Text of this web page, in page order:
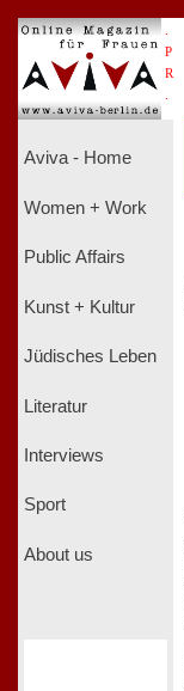
P
R
Aviva - Home
Women + Work
Public Affairs
Kunst + Kultur
Jüdisches Leben
Literatur
Interviews
Sport
About us